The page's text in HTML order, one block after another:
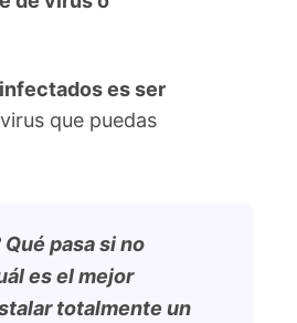
es ser
que puedas
pasa si no
es el mejor
totalmente un